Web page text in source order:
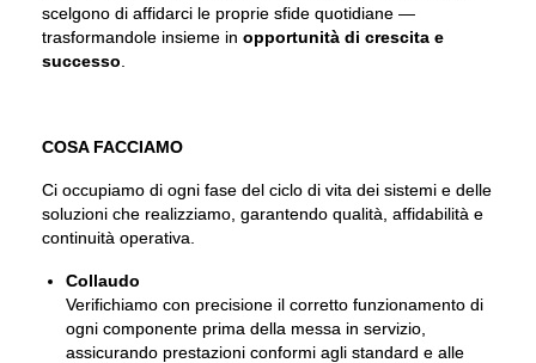
scelgono di affidarci le proprie sfide quotidiane —
trasformandole insieme in opportunità di crescita e
successo
COSA FACCIAMO
Ci occupiamo di ogni fase del ciclo di vita dei sistemi e delle
soluzioni che realizziamo, garantendo qualità, affidabilità e
continuità operativa.
Collaudo
Verifichiamo con precisione il corretto funzionamento di
ogni componente prima della messa in servizio,
assicurando prestazioni conformi agli standard e alle